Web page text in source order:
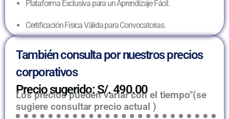
Plataforma Exclusiva para un Aprendizaje Fácil.
Certificación Física Válida para Convocatorias.
También consulta por nuestros precios
corporativos
Precio sugerido: S/. 490.00
Los precios pueden variar con el tiempo"(se
sugiere consultar precio actual )